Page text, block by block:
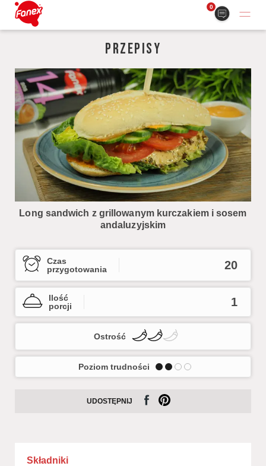
0
PRZEPISY
Long sandwich z grillowanym kurczakiem i sosem
andaluzyjskim
Czas
przygotowania
20
Ilość
porcji
1
Ostrość
Poziom trudności
UDOSTĘPNIJ
Składniki